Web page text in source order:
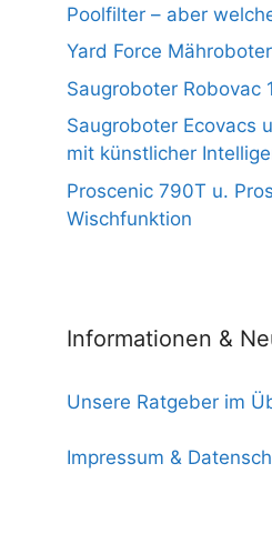
Poolfilter – aber
Yard Force
Saugroboter Robovac
Saugroboter Ecovacs
mit künstlicher
Proscenic 790T u.
Wischfunktion
Informationen &
Unsere Ratgeber im
Impressum &